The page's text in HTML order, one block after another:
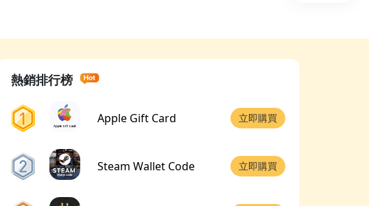
熱銷排行榜
Apple Gift Card 立即購買
Steam Wallet Code 立即購買